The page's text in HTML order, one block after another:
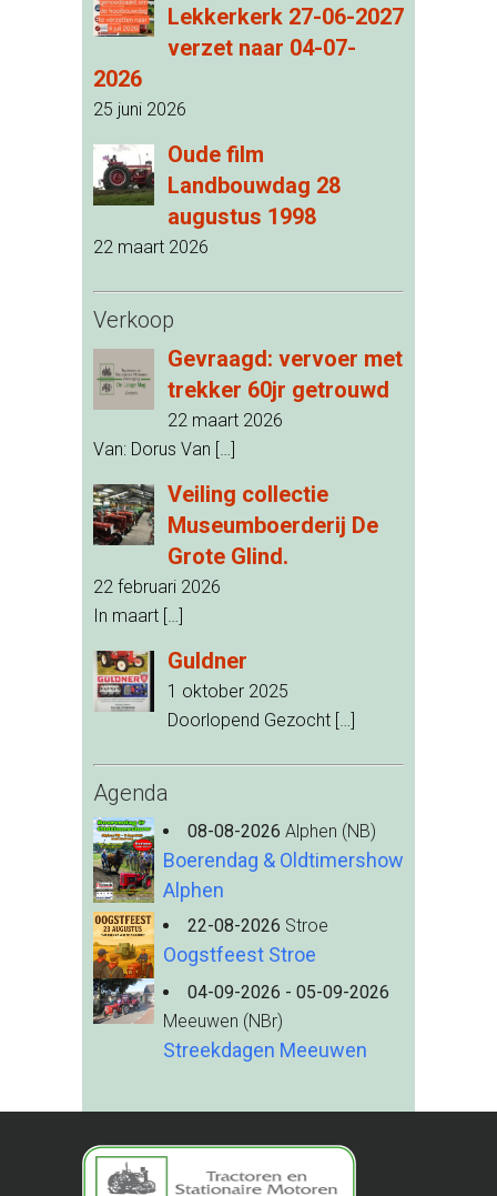
Lekkerkerk 27-06-2027
verzet naar 04-07-
2026
25 juni 2026
Oude film
Landbouwdag 28
augustus 1998
22 maart 2026
Verkoop
Gevraagd: vervoer met
trekker 60jr getrouwd
22 maart 2026
Van: Dorus Van […]
Veiling collectie
Museumboerderij De
Grote Glind.
22 februari 2026
In maart […]
Guldner
1 oktober 2025
Doorlopend Gezocht […]
Agenda
08-08-2026 Alphen (NB)
Boerendag & Oldtimershow
Alphen
22-08-2026 Stroe
Oogstfeest Stroe
04-09-2026 - 05-09-2026
Meeuwen (NBr)
Streekdagen Meeuwen